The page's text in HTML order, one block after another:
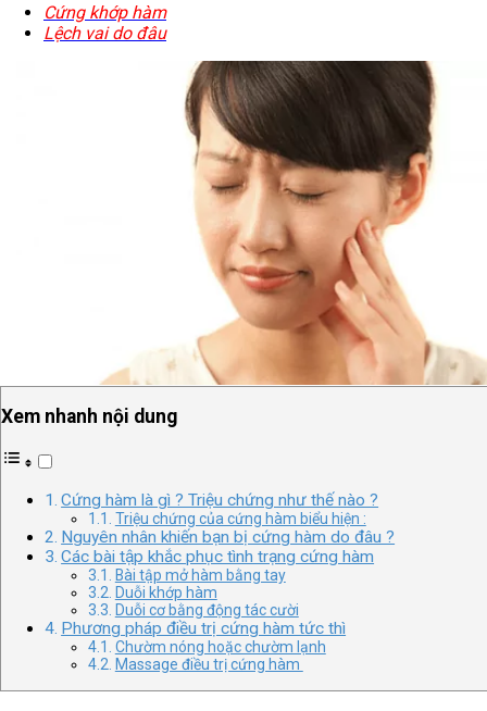
Cứng khớp hàm
Lệch vai do đâu
Xem nhanh nội dung
Cứng hàm là gì ? Triệu chứng như thế nào ?
Triệu chứng của cứng hàm biểu hiện :
Nguyên nhân khiến bạn bị cứng hàm do đâu ?
Các bài tập khắc phục tình trạng cứng hàm
Bài tập mở hàm bằng tay
Duỗi khớp hàm
Duỗi cơ bằng động tác cười
Phương pháp điều trị cứng hàm tức thì
Chườm nóng hoặc chườm lạnh
Massage điều trị cứng hàm